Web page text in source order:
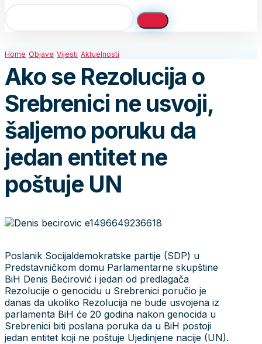
Home Objave Vijesti Aktuelnosti
Ako se Rezolucija o
Srebrenici ne usvoji,
šaljemo poruku da
jedan entitet ne
poštuje UN
Poslanik Socijaldemokratske partije (SDP) u
Predstavničkom domu Parlamentarne skupštine
BiH Denis Bećirović i jedan od predlagača
Rezolucije o genocidu u Srebrenici poručio je
danas da ukoliko Rezolucija ne bude usvojena iz
parlamenta BiH će 20 godina nakon genocida u
Srebrenici biti poslana poruka da u BiH postoji
jedan entitet koji ne poštuje Ujedinjene nacije (UN).